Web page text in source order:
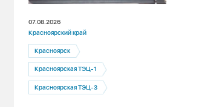
07.08.2026
Красноярский край
Красноярск
Красноярская ТЭЦ-1
Красноярская ТЭЦ-3